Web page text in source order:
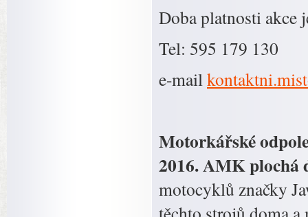
Doba platnosti akce
Tel: 595 179 130
e-mail
Motorkářské
2016. AMK plochá
motocyklů značky